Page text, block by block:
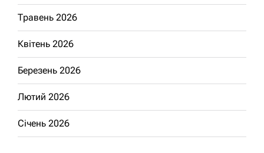
Травень 2026
Квітень 2026
Березень 2026
Лютий 2026
Січень 2026